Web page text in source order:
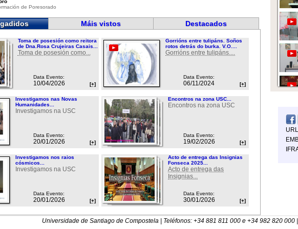
de Poresorado
Máis vistos Destacados
Toma de posesión como reitora
de Dna.Rosa Crujeiras Casais...
Toma de posesión como...
Data Evento:
10/04/2026 [+]
Gorrións entre tulipáns. Soños
rotos detrás do burka. V.O....
Gorrións entre tulipáns....
Data Evento:
06/11/2024 [+]
Investigamos nas Novas
Humanidades...
Investigamos na USC
Data Evento:
20/01/2026 [+]
Encontros na zona USC...
Encontros na zona USC
Data Evento:
19/02/2026 [+]
Investigamos nos raios
cósmicos...
Investigamos na USC
Data Evento:
20/01/2026 [+]
Acto de entrega das Insignias
Fonseca 2025...
Acto de entrega das
Insignias...
Data Evento:
30/01/2026 [+]
Universidade de Santiago de Compostela | Teléfonos: +34 881 811 000 e +34 982 820 000 |